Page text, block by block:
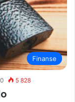
Finanse
0 5 828